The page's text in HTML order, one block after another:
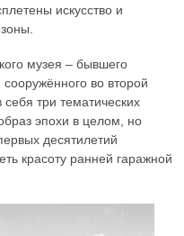
искусство и
музея – бывшего
сооружённого во второй
три тематических
эпохи в целом, но
десятилетий
красоту ранней гаражной